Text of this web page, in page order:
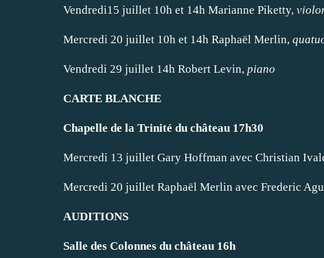
Vendredi15 juillet 10h et 14h Marianne Piketty,
Mercredi 20 juillet 10h et 14h Raphaël Merlin,
Vendredi 29 juillet 14h Robert Levin, piano
CARTE BLANCHE
Chapelle de la Trinité du château 17h30
Mercredi 13 juillet Gary Hoffman avec Christian
Mercredi 20 juillet Raphaël Merlin avec Frederic
AUDITIONS
Salle des Colonnes du château 16h